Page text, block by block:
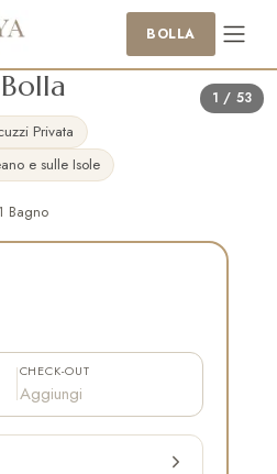
BOLLA
1 / 53
Privata
e sulle Isole
1 Bagno
CHECK-OUT
Aggiungi